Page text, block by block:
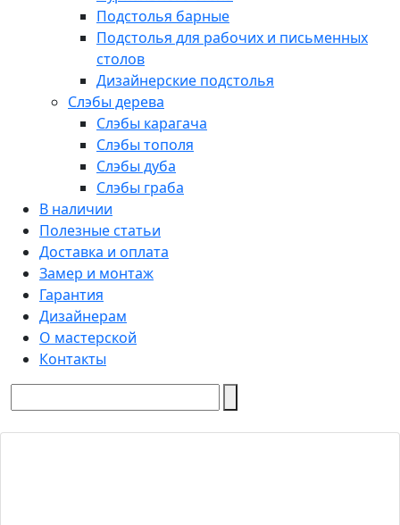
Подстолья барные
Подстолья для рабочих и письменных
столов
Дизайнерские подстолья
Слэбы дерева
Слэбы карагача
Слэбы тополя
Слэбы дуба
Слэбы граба
В наличии
Полезные статьи
Доставка и оплата
Замер и монтаж
Гарантия
Дизайнерам
О мастерской
Контакты